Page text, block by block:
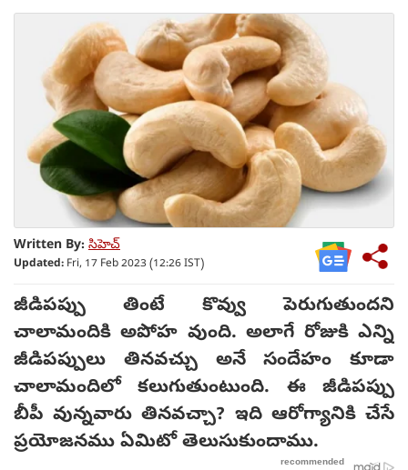
Written By: సిహెచ్
Updated: Fri, 17 Feb 2023 (12:26 IST)
జీడిపప్పు తింటే కొవ్వు పెరుగుతుందని
చాలామందికి అపోహ వుంది. అలాగే రోజుకి ఎన్ని
జీడిపప్పులు తినవచ్చు అనే సందేహం కూడా
చాలామందిలో కలుగుతుంటుంది. ఈ జీడిపప్పు
బీపీ వున్నవారు తినవచ్చా? ఇది ఆరోగ్యానికి చేసే
ప్రయోజనము ఏమిటో తెలుసుకుందాము.